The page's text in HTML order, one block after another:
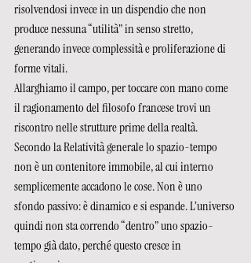
risolvendosi invece in un dispendio che non
produce nessuna “utilità” in senso stretto,
generando invece complessità e proliferazione di
forme vitali.
Allarghiamo il campo, per toccare con mano come
il ragionamento del filosofo francese trovi un
riscontro nelle strutture prime della realtà.
Secondo la Relatività generale lo spazio-tempo
non è un contenitore immobile, al cui interno
semplicemente accadono le cose. Non è uno
sfondo passivo: è dinamico e si espande. L’universo
quindi non sta correndo “dentro” uno spazio-
tempo già dato, perché questo cresce in